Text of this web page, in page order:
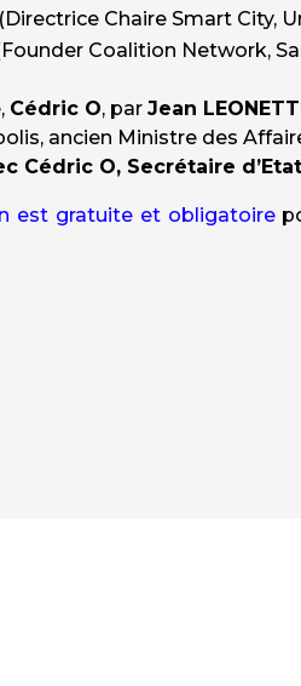
(Directrice Chaire Smart City,
Coalition Network,
Cédric O, parJean
ancien Ministre des
Cédric O, Secrétaire
est gratuite et obligatoire